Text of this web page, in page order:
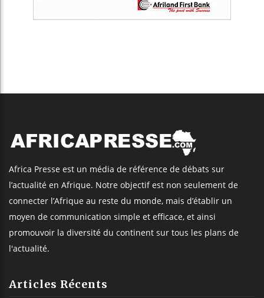
Africa Presse est un média de référence de débats sur
l’actualité en Afrique. Notre objectif est non seulement de
connecter l’Afrique au reste du monde, mais d’établir un
moyen de communication simple et efficace, et ainsi
promouvoir la diversité du continent sur tous les plans de
l'actualité.
Articles Récents